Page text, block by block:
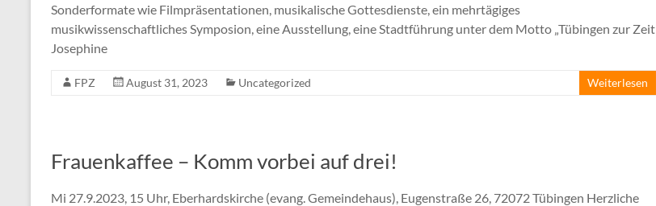
Sonderformate wie Filmpräsentationen, musikalische Gottesdienste, ein mehrtägiges
musikwissenschaftliches Symposion, eine Ausstellung, eine Stadtführung unter dem Motto „Tübingen zur Zeit
Josephine
FPZ August 31, 2023 Uncategorized Weiterlesen
Frauenkaffee – Komm vorbei auf drei!
Mi 27.9.2023, 15 Uhr, Eberhardskirche (evang. Gemeindehaus), Eugenstraße 26, 72072 Tübingen Herzliche